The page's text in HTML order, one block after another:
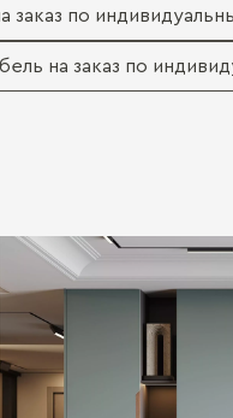
заказ по
на заказ по